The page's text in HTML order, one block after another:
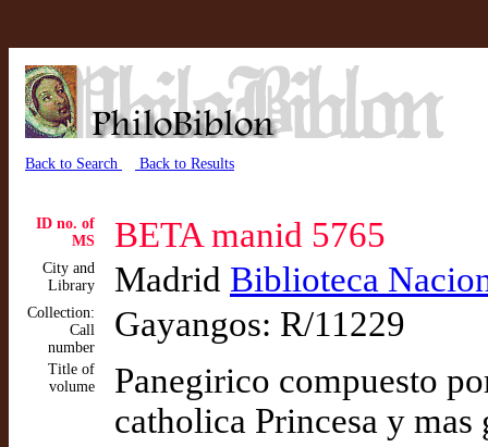
Back to Search Back to Results
ID no. of
MS
BETA manid 5765
City and
Library
Madrid Biblioteca
Collection:
Call
number
Gayangos: R/11229
Title of
volume
Panegirico compuesto
catholica Princesa y